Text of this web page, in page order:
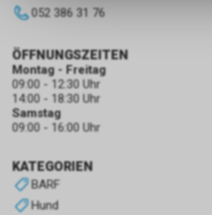
052 386 31 76
KATEGORIEN
BARF
Hund
ÖFFNUNGSZEITEN
Montag - Freitag
09:00 - 12:30 Uhr
14:00 - 18:30 Uhr
Samstag
09:00 - 16:00 Uhr